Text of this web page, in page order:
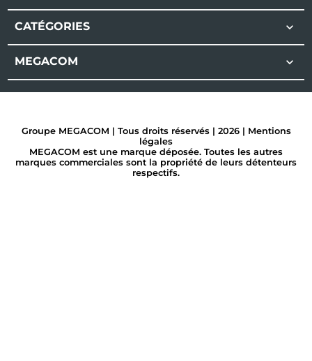
CATÉGORIES 
MEGACOM 
Groupe MEGACOM | Tous droits réservés | 2026 | Mentions
légales
MEGACOM est une marque déposée. Toutes les autres
marques commerciales sont la propriété de leurs détenteurs
respectifs.